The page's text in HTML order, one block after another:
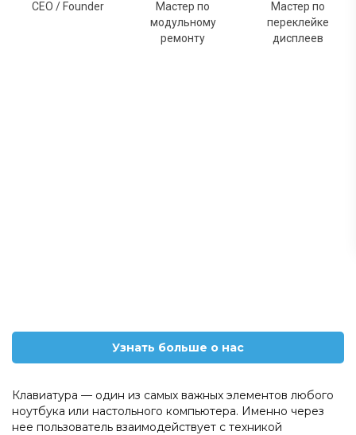
CEO / Founder
Мастер по
модульному
ремонту
Мастер по
переклейке
дисплеев
Узнать больше о нас
Клавиатура — один из самых важных элементов любого
ноутбука или настольного компьютера. Именно через
нее пользователь взаимодействует с техникой